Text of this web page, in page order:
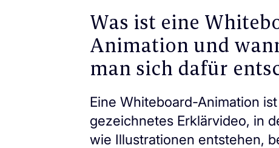
Was ist eine
Animation und
man sich dafür
Eine Whiteboard-Animation
gezeichnetes Erklärvideo, in
wie Illustrationen entstehen,